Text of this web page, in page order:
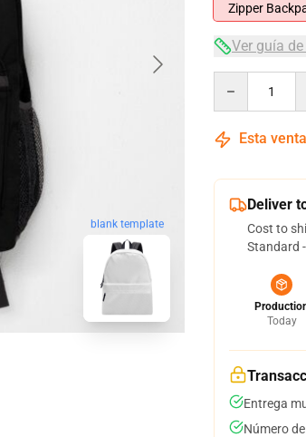
blank template
Zipper
Ver guía
Esta
Deliver
Cost to
Standard
Today
Entrega
Número